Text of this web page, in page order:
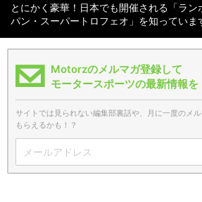
とにかく豪華！日本でも開催される「ラン
パン・スーパートロフェオ」を知っていま
Motorzのメルマガ登録して
モータースポーツの最新情報を
サイトでは見られない編集部裏話や、月に一度のメ
もらえるかも！？